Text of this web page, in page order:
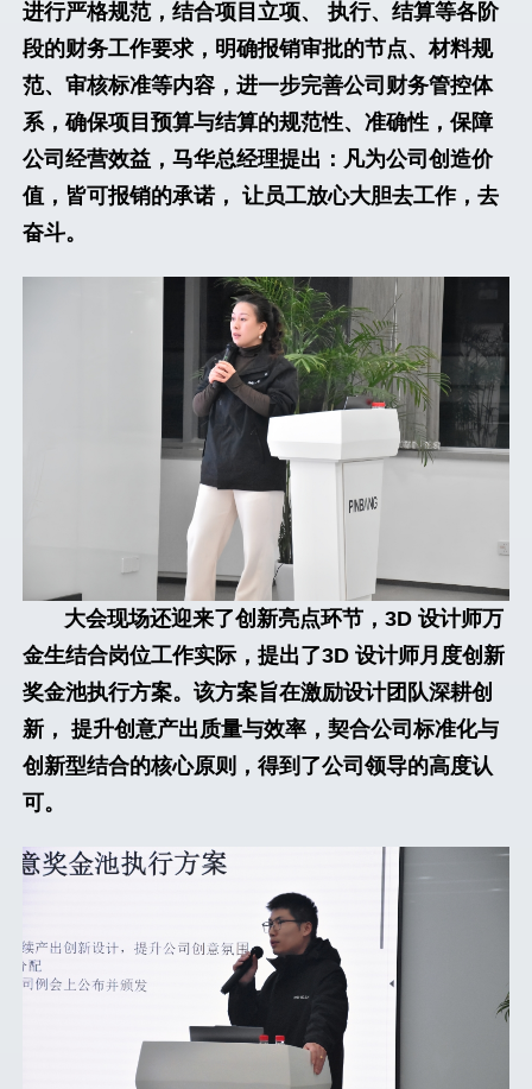
进行严格规范，结合项目立项、 执行、结算等各阶
段的财务工作要求，明确报销审批的节点、材料规
范、审核标准等内容，进一步完善公司财务管控体
系，确保项目预算与结算的规范性、准确性，保障
公司经营效益，马华总经理提出：凡为公司创造价
值，皆可报销的承诺， 让员工放心大胆去工作，去
奋斗。
大会现场还迎来了创新亮点环节，3D 设计师万
金生结合岗位工作实际，提出了3D 设计师月度创新
奖金池执行方案。该方案旨在激励设计团队深耕创
新， 提升创意产出质量与效率，契合公司标准化与
创新型结合的核心原则，得到了公司领导的高度认
可。